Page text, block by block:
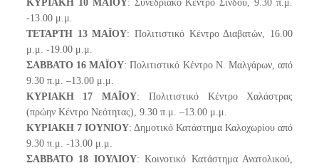
ΚΥΡΙΑΚΗ 10 ΜΑΪΟΥ: Συνεδριακό Κέντρο Σίνδου, 9.30 π.μ.
-13.00 μ.μ.
ΤΕΤΑΡΤΗ 13 ΜΑΪΟΥ: Πολιτιστικό Κέντρο Διαβατών, 16.00
μ.μ. -19.00 μ.μ.
ΣΑΒΒΑΤΟ 16 ΜΑΪΟΥ: Πολιτιστικό Κέντρο N. Μαλγάρων, από
9.30 π.μ. –13.00 μ.μ.
ΚΥΡΙΑΚΗ 17 ΜΑΪΟΥ: Πολιτιστικό Κέντρο Χαλάστρας
(πρώην Κέντρο Νεότητας), 9.30 π.μ. –13.00 μ.μ.
ΚΥΡΙΑΚΗ 7 ΙΟΥΝΙΟΥ: Δημοτικό Κατάστημα Καλοχωρίου από
9.30 π.μ. -13.00 μ.μ.
ΣΑΒΒΑΤΟ 18 ΙΟΥΛΙΟΥ: Κοινοτικό Κατάστημα Ανατολικού,